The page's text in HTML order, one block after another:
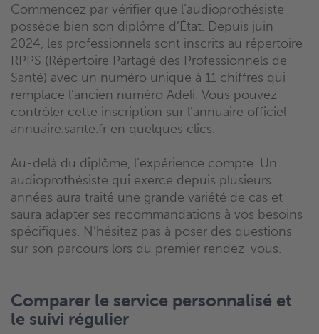
Commencez par vérifier que l’audioprothésiste
possède bien son diplôme d’État. Depuis juin
2024, les professionnels sont inscrits au répertoire
RPPS (Répertoire Partagé des Professionnels de
Santé) avec un numéro unique à 11 chiffres qui
remplace l’ancien numéro Adeli. Vous pouvez
contrôler cette inscription sur l’annuaire officiel
annuaire.sante.fr en quelques clics.
Au-delà du diplôme, l’expérience compte. Un
audioprothésiste qui exerce depuis plusieurs
années aura traité une grande variété de cas et
saura adapter ses recommandations à vos besoins
spécifiques. N’hésitez pas à poser des questions
sur son parcours lors du premier rendez-vous.
Comparer le service personnalisé et
le suivi régulier